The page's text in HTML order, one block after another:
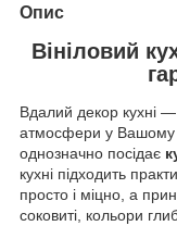
Опис
Вініловий
Вдалий декор кухні —
атмосфери у Вашому
однозначно посідає
кухні підходить
просто і міцно, а
соковиті, кольори